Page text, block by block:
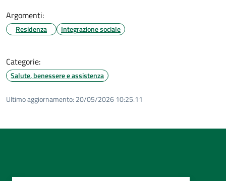
Argomenti:
Residenza Integrazione sociale
Categorie:
Salute, benessere e assistenza
Ultimo aggiornamento: 20/05/2026 10:25.11